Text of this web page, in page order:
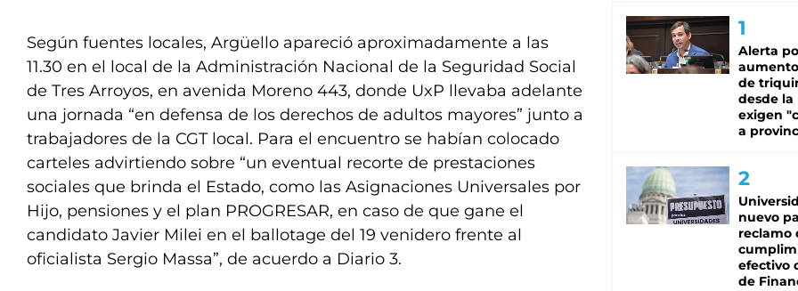
Según fuentes locales, Argüello apareció aproximadamente a las
11.30 en el local de la Administración Nacional de la Seguridad Social
de Tres Arroyos, en avenida Moreno 443, donde UxP llevaba adelante
una jornada “en defensa de los derechos de adultos mayores” junto a
trabajadores de la CGT local. Para el encuentro se habían colocado
carteles advirtiendo sobre “un eventual recorte de prestaciones
sociales que brinda el Estado, como las Asignaciones Universales por
Hijo, pensiones y el plan PROGRESAR, en caso de que gane el
candidato Javier Milei en el ballotage del 19 venidero frente al
oficialista Sergio Massa”, de acuerdo a Diario 3.
Alerta
de
desde la
exigen
a
nuevo
reclamo
efectivo
de